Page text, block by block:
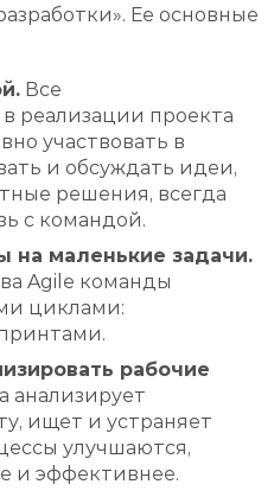
Ее основные
Все
реализации проекта
участвовать в
и обсуждать идеи,
решения, всегда
с командой.
на маленькие задачи.
Agile команды
циклами:
рабочие
анализирует
ищет и устраняет
улучшаются,
и эффективнее.